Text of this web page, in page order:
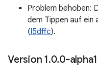
Problem behoben:
dem Tippen auf
(I5dffc).
Version 1.0.0-